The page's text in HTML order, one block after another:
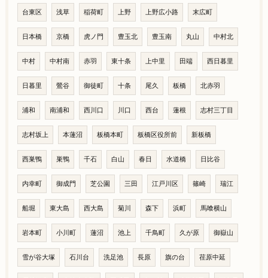
台東区 浅草 稲荷町 上野 上野広小路 末広町
日本橋 京橋 虎ノ門 豊玉北 豊玉南 丸山 中村北
中村 中村南 赤羽 東十条 上中里 田端 西日暮里
日暮里 鶯谷 御徒町 十条 尾久 板橋 北赤羽
浦和 南浦和 西川口 川口 西台 蓮根 志村三丁目
志村坂上 本蓮沼 板橋本町 板橋区役所前 新板橋
西巣鴨 巣鴨 千石 白山 春日 水道橋 日比谷
内幸町 御成門 芝公園 三田 江戸川区 篠崎 瑞江
船堀 東大島 西大島 菊川 森下 浜町 馬喰横山
岩本町 小川町 蓮沼 池上 千鳥町 久が原 御嶽山
雪が谷大塚 石川台 洗足池 長原 旗の台 荏原中延